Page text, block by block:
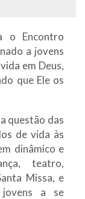
o Encontro
a jovens
em Deus,
que Ele os
questão das
de vida às
dinâmico e
teatro,
Missa, e
a se